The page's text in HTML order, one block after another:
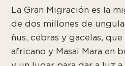
La Gran Migración es la
de dos millones de
ñus, cebras y gacelas,
africano y Masai Mara en